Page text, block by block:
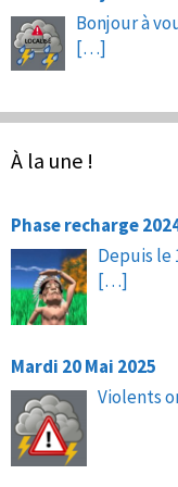
Bonjour à
[…]
À la une !
Phase recharge
Depuis le
[…]
Mardi 20 Mai 2025
Violents